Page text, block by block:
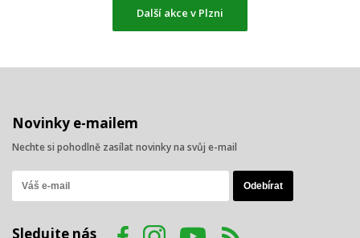
Další akce v Plzni
Novinky e-mailem
Nechte si pohodlně zasílat novinky na svůj e-mail
Sledujte nás